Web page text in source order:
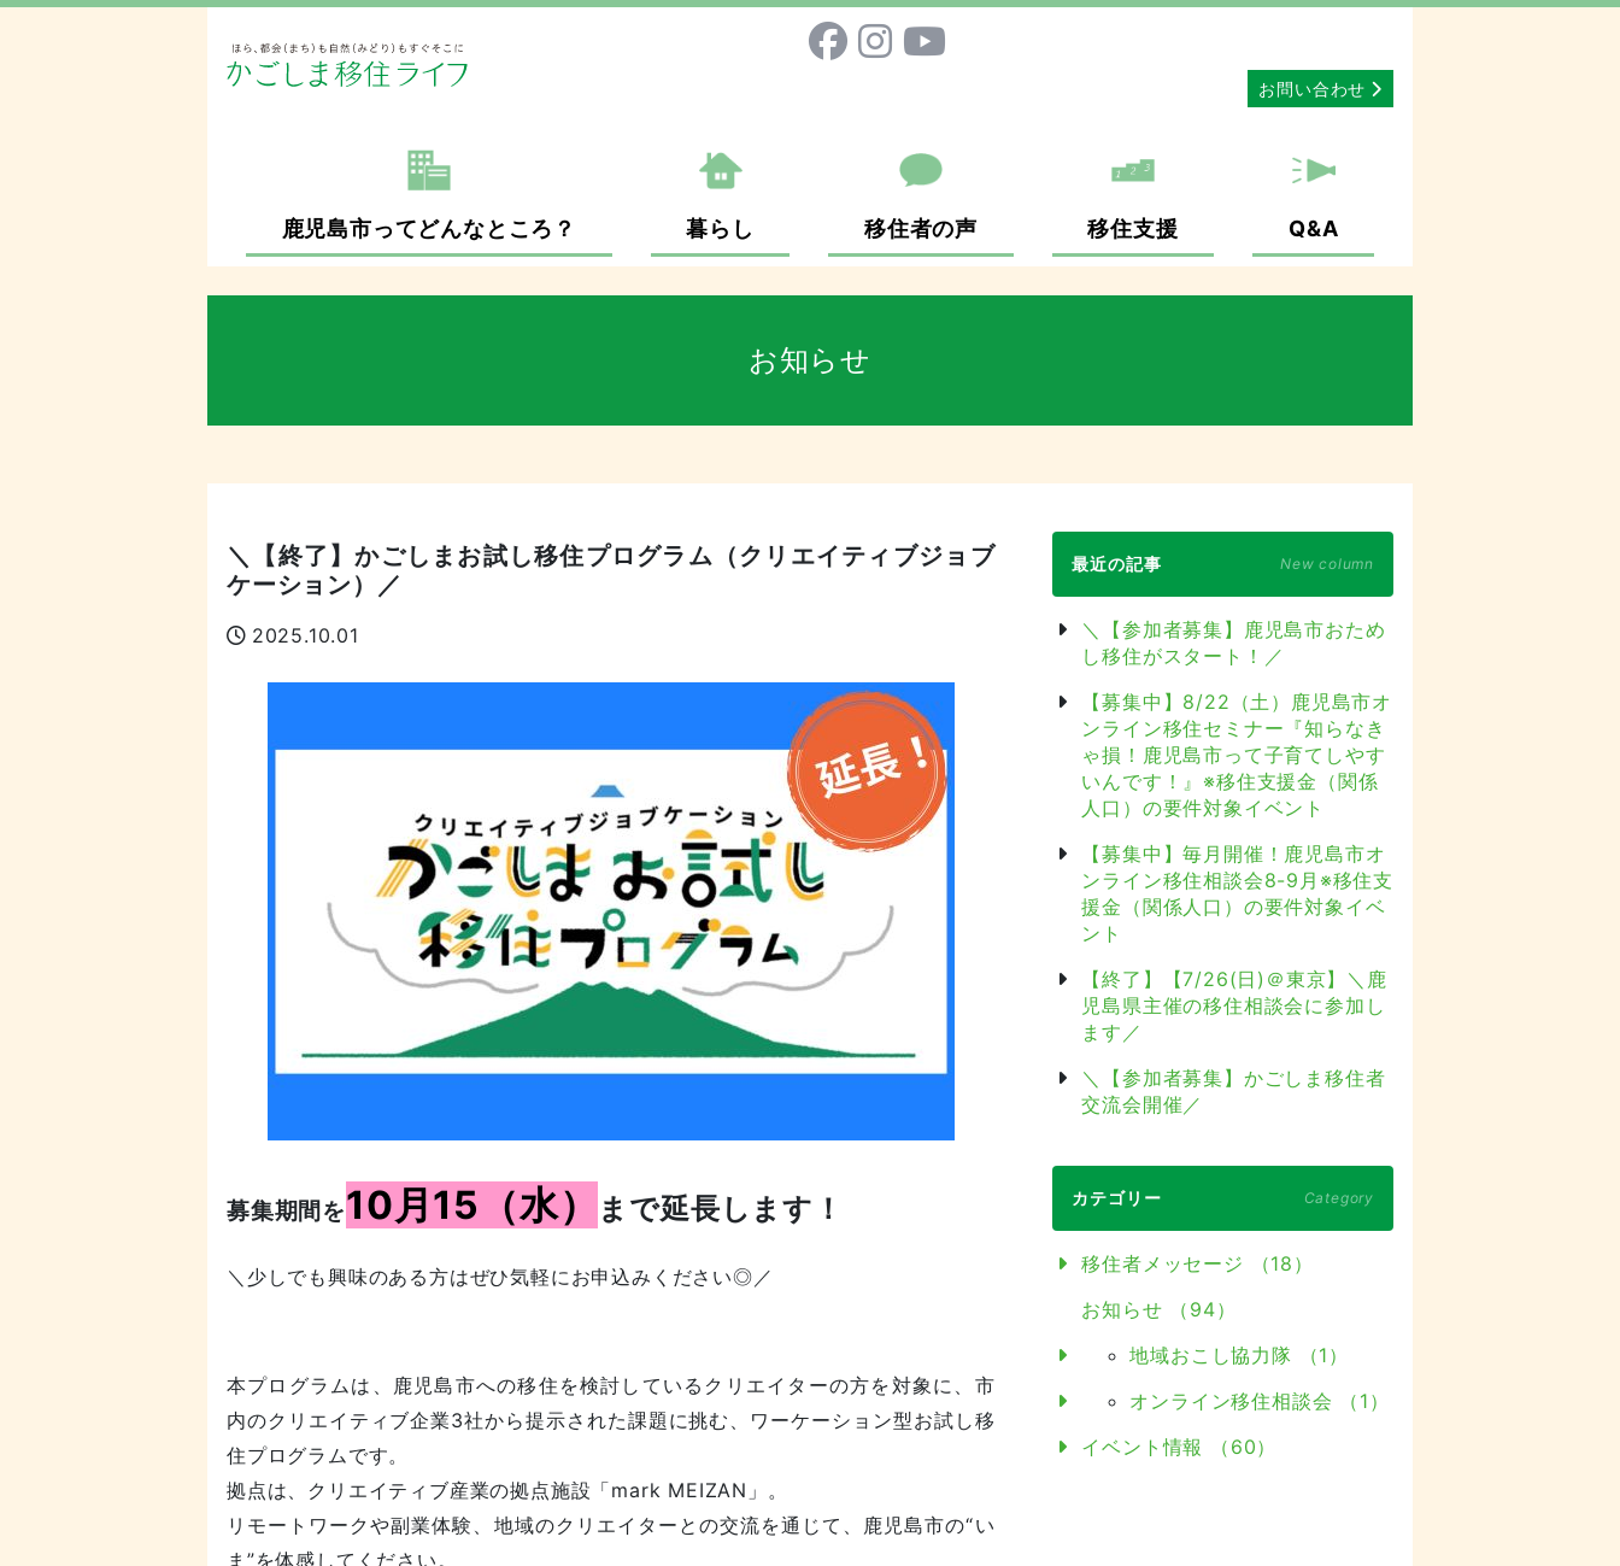
お問い合わせ
鹿児島市ってどんなところ？ 暮らし 移住者の声 移住支援 Q&A
お知らせ
＼【終了】かごしまお試し移住プログラム（クリエイティブジョブ
ケーション）／
2025.10.01
募集期間を10月15（水） まで延長します！
＼少しでも興味のある方はぜひ気軽にお申込みください◎／
本プログラムは、鹿児島市への移住を検討しているクリエイターの方を対象に、市
内のクリエイティブ企業3社から提示された課題に挑む、ワーケーション型お試し移
住プログラムです。
拠点は、クリエイティブ産業の拠点施設「mark MEIZAN」。
リモートワークや副業体験、地域のクリエイターとの交流を通じて、鹿児島市の“い
ま”を体感してください。
最近の記事 New column
＼【参加者募集】鹿児島市おため
し移住がスタート！／
【募集中】8/22（土）鹿児島市オ
ンライン移住セミナー『知らなき
ゃ損！鹿児島市って子育てしやす
いんです！』※移住支援金（関係
人口）の要件対象イベント
【募集中】毎月開催！鹿児島市オ
ンライン移住相談会8-9月※移住支
援金（関係人口）の要件対象イベ
ント
【終了】【7/26(日)＠東京】＼鹿
児島県主催の移住相談会に参加し
ます／
＼【参加者募集】かごしま移住者
交流会開催／
カテゴリー Category
移住者メッセージ （18）
お知らせ （94）
地域おこし協力隊 （1）
オンライン移住相談会 （1）
イベント情報 （60）